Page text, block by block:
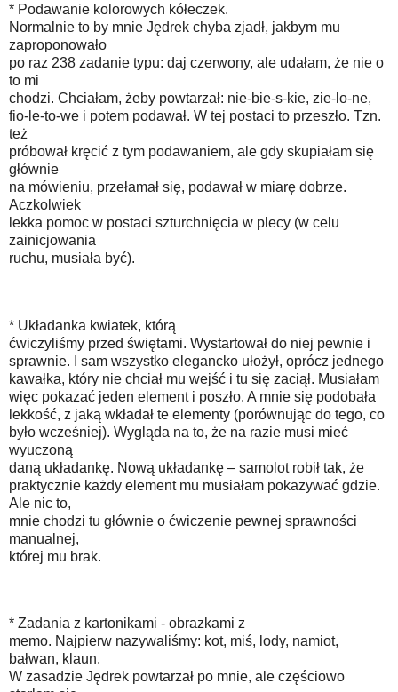
* Podawanie kolorowych kółeczek.
Normalnie to by mnie Jędrek chyba zjadł, jakbym mu
zaproponowało
po raz 238 zadanie typu: daj czerwony, ale udałam, że nie o
to mi
chodzi. Chciałam, żeby powtarzał: nie-bie-s-kie, zie-lo-ne,
fio-le-to-we i potem podawał. W tej postaci to przeszło. Tzn.
też
próbował kręcić z tym podawaniem, ale gdy skupiałam się
głównie
na mówieniu, przełamał się, podawał w miarę dobrze.
Aczkolwiek
lekka pomoc w postaci szturchnięcia w plecy (w celu
zainicjowania
ruchu, musiała być).
* Układanka kwiatek, którą
ćwiczyliśmy przed świętami. Wystartował do niej pewnie i
sprawnie. I sam wszystko elegancko ułożył, oprócz jednego
kawałka, który nie chciał mu wejść i tu się zaciął. Musiałam
więc pokazać jeden element i poszło. A mnie się podobała
lekkość, z jaką wkładał te elementy (porównując do tego, co
było wcześniej). Wygląda na to, że na razie musi mieć
wyuczoną
daną układankę. Nową układankę – samolot robił tak, że
praktycznie każdy element mu musiałam pokazywać gdzie.
Ale nic to,
mnie chodzi tu głównie o ćwiczenie pewnej sprawności
manualnej,
której mu brak.
* Zadania z kartonikami - obrazkami z
memo. Najpierw nazywaliśmy: kot, miś, lody, namiot,
bałwan, klaun.
W zasadzie Jędrek powtarzał po mnie, ale częściowo